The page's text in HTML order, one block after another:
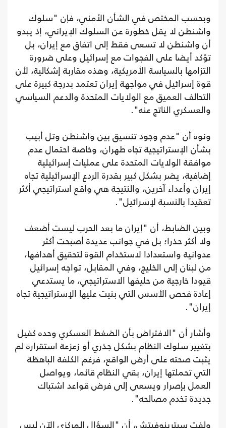
وبحسب المختص في الشأن الأمني، فإن "سلوك
واشنطن لا يقل خطورة عن السلوك الإيراني، إذ يبدو
أن واشنطن لا تسعى فقط إلى اتفاق مع إيران، بل
تؤكد أيضا على الفجوات مع إسرائيل وعلى ضرورة
التزامها بالسياسة الأمريكية، وهذه مقاربة إشكالية، لأن
قوة إسرائيل في مواجهة إيران تعتمد بدرجة كبيرة على
التحالف العميق مع الولايات المتحدة والدعم السياسي
والعسكري الناتج عنه".
ونوه أن "عدم وجود تنسيق بين واشنطن وتل أبيب
بشأن الإستراتيجية تجاه طهران، وخاصة احتمال عدم
موافقة الولايات المتحدة على عمليات إسرائيلية
إضافية، يضر بشكل كبير بقدرة الردع الإسرائيلية تجاه
إيران وأعداء آخرين، والنتيجة هي واقع استراتيجي أكثر
تعقيدا بالنسبة لإسرائيل".
وبين الضابط، أن "إيران ما بعد الحرب ليست أضعف
ولا أكثر حذرا؛ بل في جوانب عديدة أصبحت أكثر
عدوانية واستعدادا لاستخدام القوة لتحقيق أهدافها،
من لبنان إلى الخليج، وفي المقابل، تواجه إسرائيل
قيودا خارجية من حليفها الاستراتيجي، ما يستدعي
إعادة فحص الأسس التي بنيت عليها الإستراتيجية تجاه
إيران".
وأشار أن "الافتراض بأن الضغط العسكري وحده كفيل
بتغيير سلوك النظام بشكل جذري أو زعزعة استقراره لم
يثبت صحته على أرض الواقع، فرغم الكلفة الباهظة
التي تحملتها إيران، بقي النظام قائما، ويواصل
العمل بإصرار ويسعى إلى فرض قواعد اشتباك
جديدة تخدم مصالحه".
ولفت سيترينوفيتش، أن "السؤال المركزي الآن ليس